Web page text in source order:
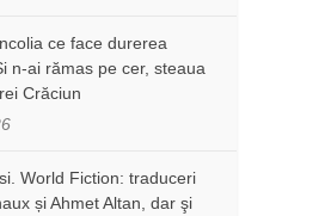
ce face durerea
n-ai rămas pe cer, steaua
Crăciun
World Fiction: traduceri
și Ahmet Altan, dar şi